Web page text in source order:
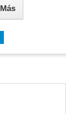
Más